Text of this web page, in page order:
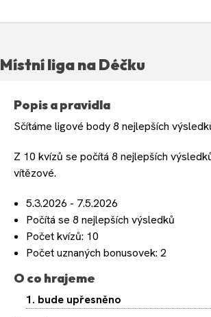
Místní liga na Déčku
Popis a pravidla
Sčítáme ligové body 8 nejlepších
Z 10 kvízů se počítá 8 nejlepších
vítězové.
5.3.2026 - 7.5.2026
Počítá se 8 nejlepších výsledků
Počet kvízů: 10
Počet uznaných bonusovek: 2
O co hrajeme
1. bude upřesněno